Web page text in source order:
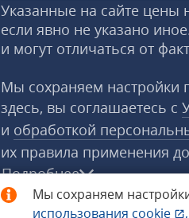
Мы сохраняем
использования cookie ,
Указанные на сайте цены
если явно не указано
и могут отличаться от
Мы сохраняем настройки
здесь, вы соглашаетесь с
и обработкой
их правила применения
Подробнее